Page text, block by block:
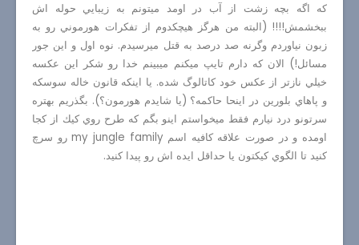
كه اگه بچه زشت از آب در اومد ميتونم به زيبايي حوله اش
ببخشمش!!!! (البته من هرگز هيچكدوم از تفكرات هورموني رو به
زبون نياوردم وگرنه صد درصد به قتل ميرسيدم. نوه اول و اين جور
مسائل!) الان كه دارم تايپ ميكنم ميبينم خدا رو شكر اين عكسه
خيلي نازتر از عكس خود كاتالوگ شده. يا اينكه قانون خاله سوسكه
و پاهاي بلورين در اينحا حاكمه؟ (يا شايدم هورمون؟). بگذريم بهتره
سرتونو درد نيارم فقط ميخواستم اينو بگم كه طرح روي كيك از كجا
اومده و در صورت علاقه كافيه اسم my jungle familyرو سرچ
كنيد تا الگوي كيكتون يا حداقل ايده اش رو پيدا كنيد.